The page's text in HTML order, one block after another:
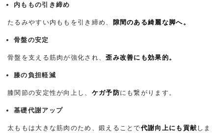
内ももの引き締め
たるみやすい内ももを引き締め、 隙間のある綺麗な脚へ。
骨盤の安定
骨盤を支える筋肉が強化され、歪み改善にも効果的。
膝の負担軽減
膝関節の安定性が向上し、 ケガ予防にも繋がります。
基礎代謝アップ
太ももは大きな筋肉のため、鍛えることで代謝向上にも貢献 しま